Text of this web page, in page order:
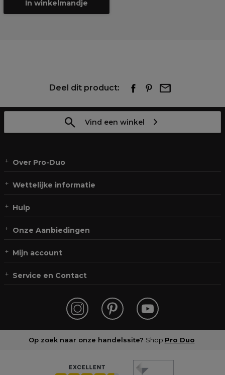
In winkelmandje
Deel dit product:
Vind een winkel
Over Pro-Duo
Wettelijke informatie
Hulp
Onze Aanbiedingen
Mijn account
Service en Contact
Op zoek naar onze handelssite? Shop Pro Duo